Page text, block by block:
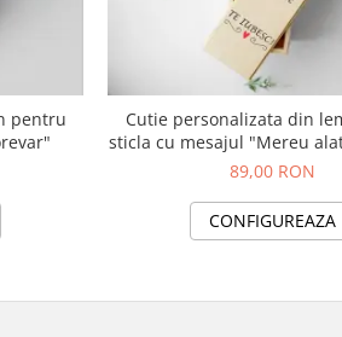
pentru
Cutie personalizata din
sticla cu mesajul "Mereu
si poza
89,00 RON
CONFIGUREAZA